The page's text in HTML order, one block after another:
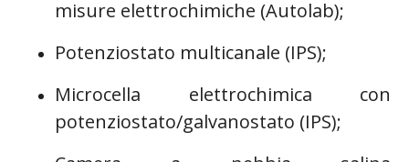
misure elettrochimiche (Autolab);
Potenziostato multicanale (IPS);
Microcella elettrochimica con
potenziostato/galvanostato (IPS);